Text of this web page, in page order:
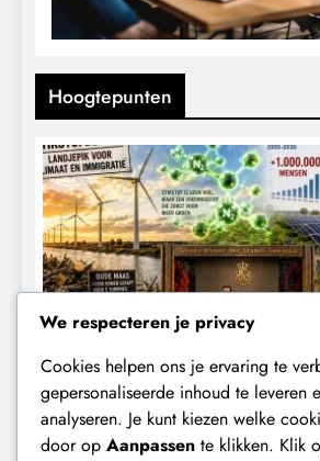
Hoogtepunten
CONTROLE GEOPOLITIEK
Baudet waarschuwde al in
We respecteren je privacy
Cookies helpen ons je ervaring te
gepersonaliseerde inhoud te leveren
analyseren. Je kunt kiezen welke
door op Aanpassen te klikken. Klik